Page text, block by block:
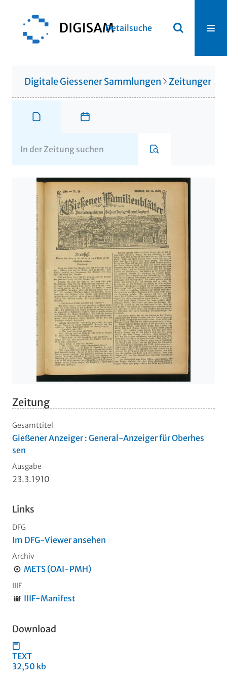
Detailsuche
Digitale Giessener Sammlungen Zeitungen
Zeitung
Gesamttitel
Gießener Anzeiger : General-Anzeiger für Oberhes
sen
Ausgabe
23.3.1910
Links
DFG
Im DFG-Viewer ansehen
Archiv
METS (OAI-PMH)
IIIF
IIIF-Manifest
Download
TEXT
32,50 kb